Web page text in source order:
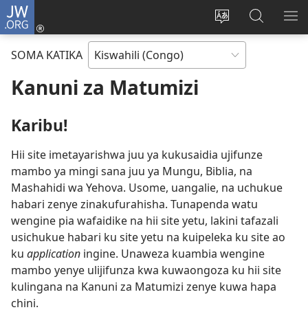
JW.ORG
Badili
luga
ya
Ingia
(opens
new
window)
Tafuta
SOMA KATIKA
Kanuni za Matumizi
Karibu!
Hii site imetayarishwa juu ya kukusaidia ujifunze
mambo ya mingi sana juu ya Mungu, Biblia, na
Mashahidi wa Yehova. Usome, uangalie, na uchukue
habari zenye zinakufurahisha. Tunapenda watu
wengine pia wafaidike na hii site yetu, lakini tafazali
usichukue habari ku site yetu na kuipeleka ku site ao
ku application ingine. Unaweza kuambia wengine
mambo yenye ulijifunza kwa kuwaongoza ku hii site
kulingana na Kanuni za Matumizi zenye kuwa hapa
chini.